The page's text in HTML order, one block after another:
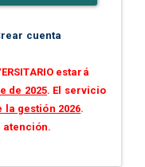
cuenta
estará
de 2025. El servicio
la gestión 2026.
atención.